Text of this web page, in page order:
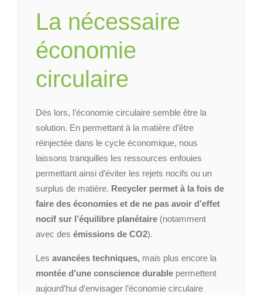
La nécessaire
économie
circulaire
Dès lors, l’économie circulaire semble être la
solution. En permettant à la matière d’être
réinjectée dans le cycle économique, nous
laissons tranquilles les ressources enfouies
permettant ainsi d’éviter les rejets nocifs ou un
surplus de matière. Recycler permet à la fois de
faire des économies et de ne pas avoir d’effet
nocif sur l’équilibre planétaire (notamment
avec des émissions de CO2).
Les avancées techniques, mais plus encore la
montée d’une conscience durable permettent
aujourd’hui d’envisager l’économie circulaire